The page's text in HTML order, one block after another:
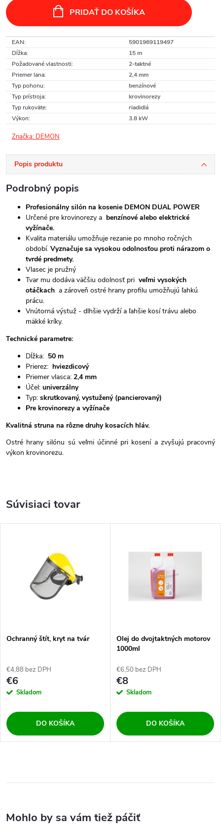
cena:
PRIDAŤ DO KOŠÍKA
EAN:
5901969119497
Dĺžka:
15 m
Požadované vlastnosti:
2-taktné
Priemer lana:
2,4 mm
Typ pohonu:
benzínové
Typ prístroja:
krovinorezy
Typ rukoväte:
riadidlá
Výkon: 3.8 kW
Značka: DEMON
Popis produktu
Podrobný popis
Profesionálny silón na kosenie DEMON DUAL POWER
Určené pre krovinorezy a benzínové alebo elektrické
vyžínače.
Kvalita materiálu umožňuje rezanie po mnoho ročných
období. Vyznačuje sa vysokou odolnosťou proti nárazom o
tvrdé predmety.
Vlasec je pružný
Tvar mu dodáva väčšiu odolnosť pri veľmi vysokých
otáčkach a zároveň ostré hrany profilu umožňujú ľahkú
prácu.
Vnútorná výstuž - dlhšie vydrží a ľahšie kosí trávu alebo
mäkké kríky.
Technické parametre:
Dĺžka: 50 m
Prierez: hviezdicový
Priemer vlasca: 2,4 mm
Účel: univerzálny
Typ: skrutkovaný, vystužený (pancierovaný)
Pre krovinorezy a vyžínače
Kvalitná struna na rôzne druhy kosacích hláv.
Ostré hrany silónu sú veľmi účinné pri kosení a zvyšujú pracovný
výkon krovinorezu.
Súvisiaci tovar
Ochranný štít, kryt na tvár
€4,88 bez DPH
€6
Skladom
DO KOŠÍKA
Olej do dvojtaktných motorov
1000ml
€6,50 bez DPH
€8
Skladom
DO KOŠÍKA